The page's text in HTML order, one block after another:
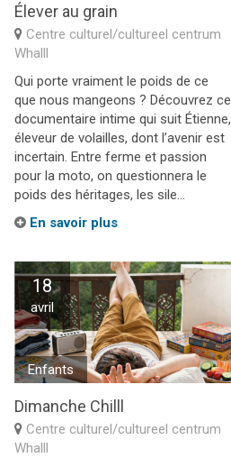
Élever au grain
Centre culturel/cultureel centrum
Whalll
Qui porte vraiment le poids de ce
que nous mangeons ? Découvrez ce
documentaire intime qui suit Étienne,
éleveur de volailles, dont l’avenir est
incertain. Entre ferme et passion
pour la moto, on questionnera le
poids des héritages, les sile...
En savoir plus
18
avril
Enfants
Dimanche Chilll
Centre culturel/cultureel centrum
Whalll